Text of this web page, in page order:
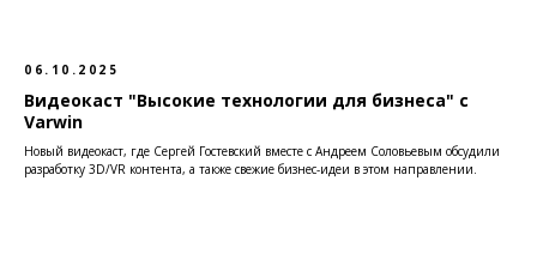
06.10.2025
Видеокаст "Высокие технологии для бизнеса" с
Varwin
Новый видеокаст, где Сергей Гостевский вместе с Андреем Соловьевым обсудили
разработку 3D/VR контента, а также свежие бизнес-идеи в этом направлении.